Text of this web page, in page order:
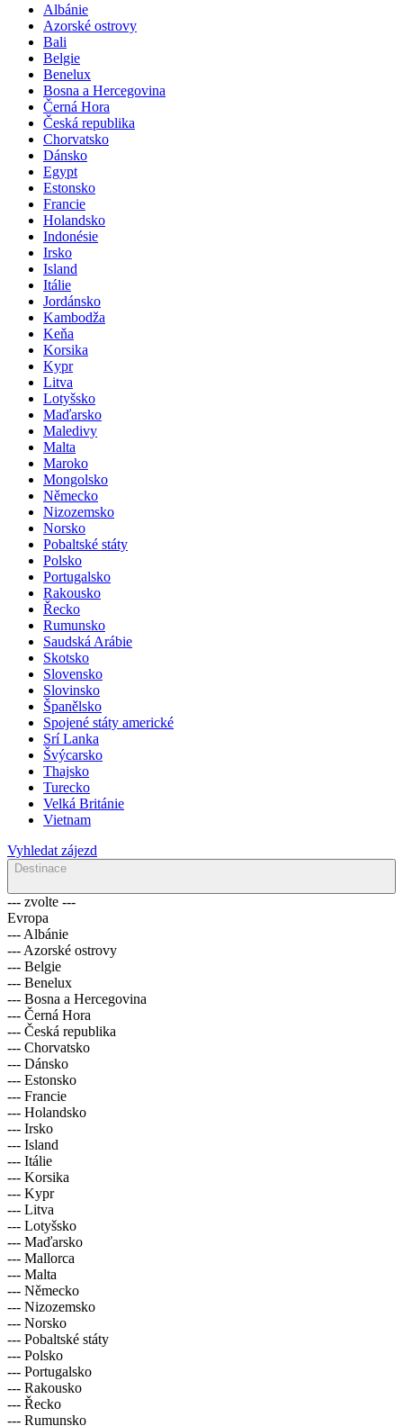
Albánie
Azorské ostrovy
Bali
Belgie
Benelux
Bosna a Hercegovina
Černá Hora
Česká republika
Chorvatsko
Dánsko
Egypt
Estonsko
Francie
Holandsko
Indonésie
Irsko
Island
Itálie
Jordánsko
Kambodža
Keňa
Korsika
Kypr
Litva
Lotyšsko
Maďarsko
Maledivy
Malta
Maroko
Mongolsko
Německo
Nizozemsko
Norsko
Pobaltské státy
Polsko
Portugalsko
Rakousko
Řecko
Rumunsko
Saudská Arábie
Skotsko
Slovensko
Slovinsko
Španělsko
Spojené státy americké
Srí Lanka
Švýcarsko
Thajsko
Turecko
Velká Británie
Vietnam
Vyhledat zájezd
Destinace
--- zvolte ---
Evropa
--- Albánie
--- Azorské ostrovy
--- Belgie
--- Benelux
--- Bosna a Hercegovina
--- Černá Hora
--- Česká republika
--- Chorvatsko
--- Dánsko
--- Estonsko
--- Francie
--- Holandsko
--- Irsko
--- Island
--- Itálie
--- Korsika
--- Kypr
--- Litva
--- Lotyšsko
--- Maďarsko
--- Mallorca
--- Malta
--- Německo
--- Nizozemsko
--- Norsko
--- Pobaltské státy
--- Polsko
--- Portugalsko
--- Rakousko
--- Řecko
--- Rumunsko